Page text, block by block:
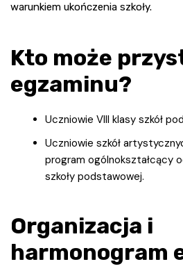
warunkiem ukończenia szkoły.
Kto może
egzaminu?
Uczniowie VIII klasy szkół
Uczniowie szkół
program ogólnokształcący
szkoły podstawowej.
Organizacja i
harmonogram